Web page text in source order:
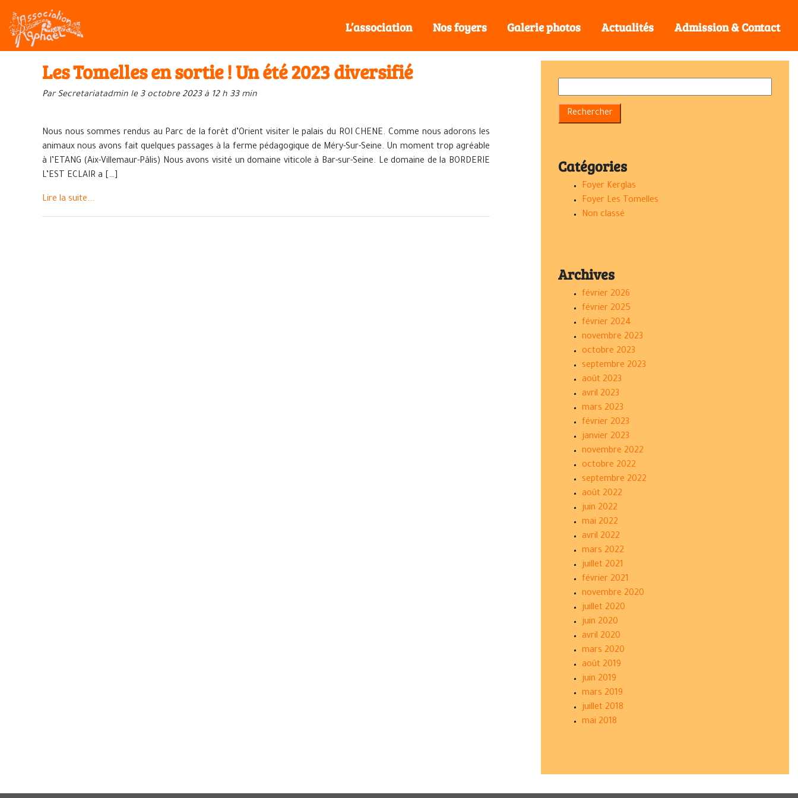
L’association Nos foyers Galerie photos Actualités Admission & Contact
Les Tomelles en sortie ! Un été 2023 diversifié
Par Secretariatadmin le 3 octobre 2023 à 12 h 33 min
Nous nous sommes rendus au Parc de la forêt d’Orient visiter le palais du ROI CHENE. Comme nous adorons les
animaux nous avons fait quelques passages à la ferme pédagogique de Méry-Sur-Seine. Un moment trop agréable
à l’ETANG (Aix-Villemaur-Pâlis) Nous avons visité un domaine viticole à Bar-sur-Seine. Le domaine de la BORDERIE
L’EST ECLAIR a […]
Lire la suite...
Catégories
Foyer Kerglas
Foyer Les Tomelles
Non classé
Archives
février 2026
février 2025
février 2024
novembre 2023
octobre 2023
septembre 2023
août 2023
avril 2023
mars 2023
février 2023
janvier 2023
novembre 2022
octobre 2022
septembre 2022
août 2022
juin 2022
mai 2022
avril 2022
mars 2022
juillet 2021
février 2021
novembre 2020
juillet 2020
juin 2020
avril 2020
mars 2020
août 2019
juin 2019
mars 2019
juillet 2018
mai 2018